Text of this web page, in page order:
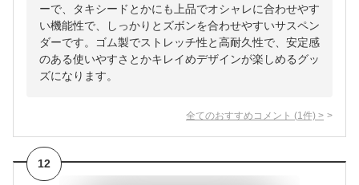
ーで、タキシードとかにも上品でオシャレに合わせやす
い機能性で、しっかりとズボンを合わせやすいサスペン
ダーです。ゴム製でストレッチ性と高耐久性で、安定感
のある使いやすさとかキレイめデザインが楽しめるグッ
ズになります。
全てのおすすめコメント (1 件) >
12